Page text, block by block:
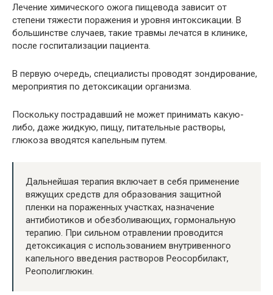
Лечение химического ожога пищевода зависит от
степени тяжести поражения и уровня интоксикации. В
большинстве случаев, такие травмы лечатся в клинике,
после госпитализации пациента.
В первую очередь, специалисты проводят зондирование,
мероприятия по детоксикации организма.
Поскольку пострадавший не может принимать какую-
либо, даже жидкую, пищу, питательные растворы,
глюкоза вводятся капельным путем.
Дальнейшая терапия включает в себя применение
вяжущих средств для образования защитной
пленки на пораженных участках, назначение
антибиотиков и обезболивающих, гормональную
терапию. При сильном отравлении проводится
детоксикация с использованием внутривенного
капельного введения растворов Реосорбилакт,
Реополиглюкин.